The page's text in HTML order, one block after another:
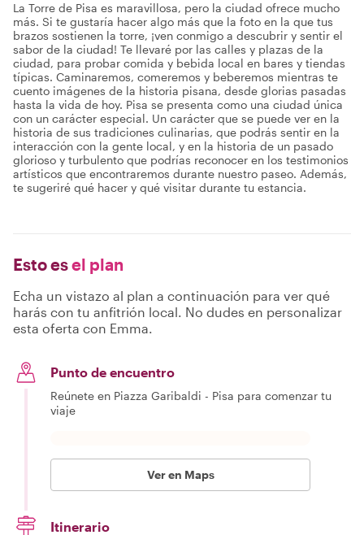
La Torre de Pisa es maravillosa, pero la ciudad ofrece mucho
más. Si te gustaría hacer algo más que la foto en la que tus
brazos sostienen la torre, ¡ven conmigo a descubrir y sentir el
sabor de la ciudad! Te llevaré por las calles y plazas de la
ciudad, para probar comida y bebida local en bares y tiendas
típicas. Caminaremos, comeremos y beberemos mientras te
cuento imágenes de la historia pisana, desde glorias pasadas
hasta la vida de hoy. Pisa se presenta como una ciudad única
con un carácter especial. Un carácter que se puede ver en la
historia de sus tradiciones culinarias, que podrás sentir en la
interacción con la gente local, y en la historia de un pasado
glorioso y turbulento que podrías reconocer en los testimonios
artísticos que encontraremos durante nuestro paseo. Además,
te sugeriré qué hacer y qué visitar durante tu estancia.
Esto esel plan
Echa un vistazo al plan a continuación para ver qué
harás con tu anfitrión local. No dudes en personalizar
esta oferta con Emma.
Punto de encuentro
Reúnete en Piazza Garibaldi - Pisa para comenzar tu
viaje
Ver en Maps
Itinerario